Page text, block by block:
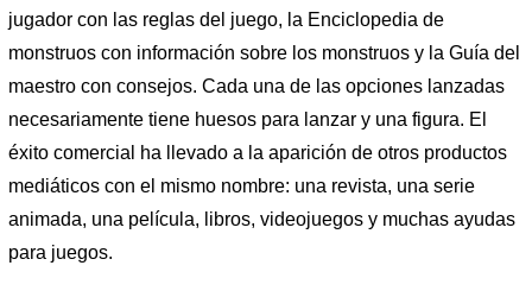
jugador con las reglas del juego, la Enciclopedia de
monstruos con información sobre los monstruos y la Guía del
maestro con consejos. Cada una de las opciones lanzadas
necesariamente tiene huesos para lanzar y una figura. El
éxito comercial ha llevado a la aparición de otros productos
mediáticos con el mismo nombre: una revista, una serie
animada, una película, libros, videojuegos y muchas ayudas
para juegos.